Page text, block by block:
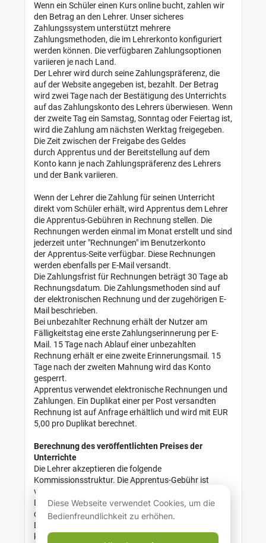
Wenn ein Schüler einen Kurs online bucht, zahlen wir
den Betrag an den Lehrer. Unser sicheres
Zahlungssystem unterstützt mehrere
Zahlungsmethoden, die im Lehrerkonto konfiguriert
werden können. Die verfügbaren Zahlungsoptionen
variieren je nach Land.
Der Lehrer wird durch seine Zahlungspräferenz, die
auf der Website angegeben ist, bezahlt. Der Betrag
wird zwei Tage nach der Bestätigung des Unterrichts
auf das Zahlungskonto des Lehrers überwiesen. Wenn
der zweite Tag ein Samstag, Sonntag oder Feiertag ist,
wird die Zahlung am nächsten Werktag freigegeben.
Die Zeit zwischen der Freigabe des Geldes
durch Apprentus und der Bereitstellung auf dem
Konto kann je nach Zahlungspräferenz des Lehrers
und der Bank variieren.
Wenn der Lehrer die Zahlung für seinen Unterricht
direkt vom Schüler erhält, wird Apprentus dem Lehrer
die Apprentus-Gebühren in Rechnung stellen. Die
Rechnungen werden einmal im Monat erstellt und sind
jederzeit unter "Rechnungen" im Benutzerkonto
der Apprentus-Seite verfügbar. Diese Rechnungen
werden ebenfalls per E-Mail versandt.
Die Zahlungsfrist für Rechnungen beträgt 30 Tage ab
Rechnungsdatum. Die Zahlungsmethoden sind auf
der elektronischen Rechnung und der zugehörigen E-
Mail beschrieben.
Bei unbezahlter Rechnung erhält der Nutzer am
Fälligkeitstag eine erste Zahlungserinnerung per E-
Mail. 15 Tage nach Ablauf einer unbezahlten
Rechnung erhält er eine zweite Erinnerungsmail. 15
Tage nach der zweiten Mahnung wird das Konto
gesperrt.
Apprentus verwendet elektronische Rechnungen und
Zahlungen. Ein Duplikat einer per Post versandten
Rechnung ist auf Anfrage erhältlich und wird mit EUR
5,00 pro Duplikat berechnet.
Berechnung des veröffentlichten Preises der
Unterrichte
Die Lehrer akzeptieren die folgende
Kommissionsstruktur. Die Apprentus-Gebühr ist
variabel und wird zum eigenen Stundensatz des
Lehrers addiert, aufgerundet und variiert zur Anzahl
der Stunden, die die Schüler mit dem Lehrer sammeln.
Die Nutzung der Website ist daher für Lehrer
kostenlos.
Diese Webseite verwendet Cookies, um die
Bedienfreundlichkeit zu erhöhen.